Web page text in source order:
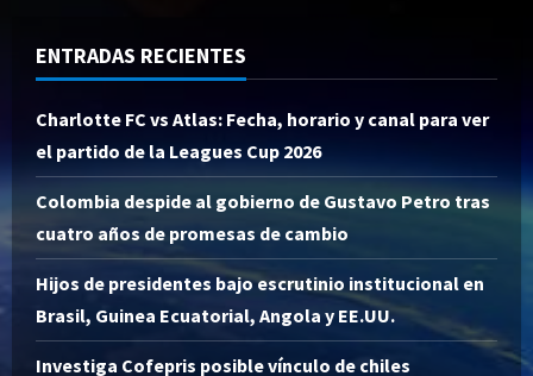
ENTRADAS RECIENTES
Charlotte FC vs Atlas: Fecha, horario y canal para ver
el partido de la Leagues Cup 2026
Colombia despide al gobierno de Gustavo Petro tras
cuatro años de promesas de cambio
Hijos de presidentes bajo escrutinio institucional en
Brasil, Guinea Ecuatorial, Angola y EE.UU.
Investiga Cofepris posible vínculo de chiles